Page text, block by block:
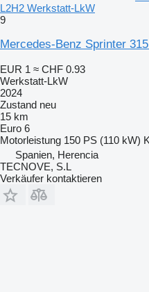
L2H2 Werkstatt-LkW
9
Mercedes-Benz Sprinter
EUR 1 ≈ CHF 0.93
Werkstatt-LkW
2024
Zustand neu
15 km
Euro 6
Motorleistung 150 PS (110 kW)
Spanien, Herencia
TECNOVE, S.L
Verkäufer kontaktieren